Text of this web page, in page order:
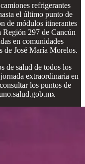
refrigerantes
el último punto de
de módulos itinerantes
Región 297 de Cancún
en comunidades
de José María Morelos.
de salud de todos los
extraordinaria en
los puntos de